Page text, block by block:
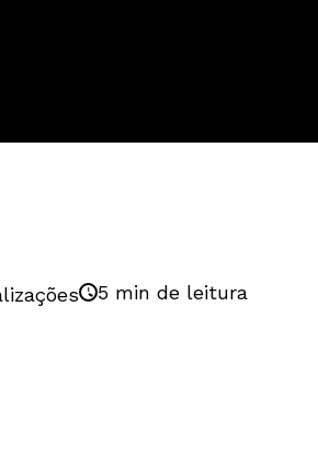
5 min de leitura